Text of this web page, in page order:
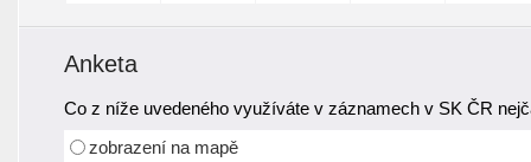
Anketa
Co z níže uvedeného využíváte v záznamech v SK ČR
zobrazení na mapě